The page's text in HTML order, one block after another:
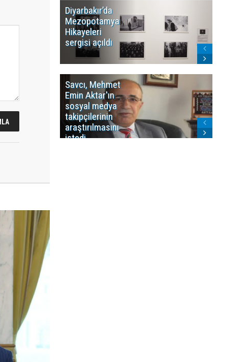
Diyarbakır’da
Mezopotamya
Hikayeleri
sergisi açıldı
Savcı, Mehmet
Emin Aktar'ın
sosyal medya
takipçilerinin
araştırılmasını
istedi